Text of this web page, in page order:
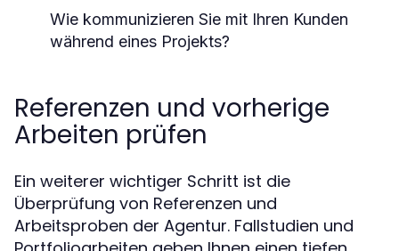
Wie kommunizieren Sie mit Ihren Kunden
während eines Projekts?
Referenzen und vorherige
Arbeiten prüfen
Ein weiterer wichtiger Schritt ist die
Überprüfung von Referenzen und
Arbeitsproben der Agentur. Fallstudien und